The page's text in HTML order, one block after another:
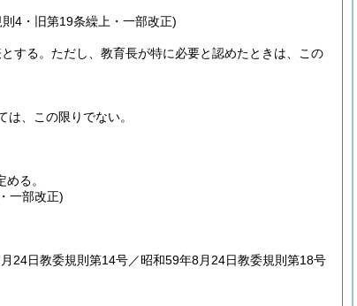
4・旧第19条繰上・一部改正)
する。 ただし、教育長が特に必要と認めたときは、この
は、この限りでない。
る。
一部改正)
24日教委規則第14号／昭和59年8月24日教委規則第18号